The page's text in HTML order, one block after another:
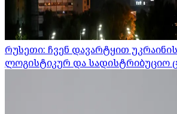
რუსეთი: ჩვენ დავარტყით
ლოგისტიკურ და სადისტრიბუციო